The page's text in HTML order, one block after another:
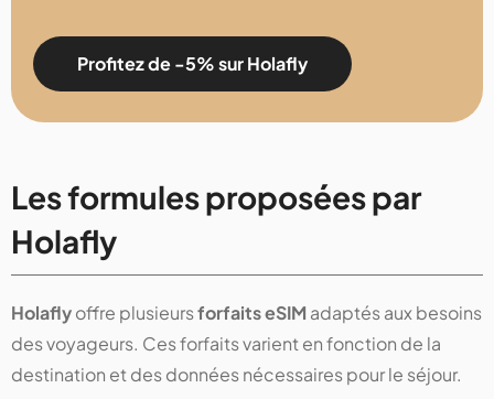
Profitez de -5% sur Holafly
Les formules proposées par
Holafly
Holaflyoffre plusieursforfaits eSIM adaptés aux besoins
des voyageurs. Ces forfaits varient en fonction de la
destination et des données nécessaires pour le séjour.